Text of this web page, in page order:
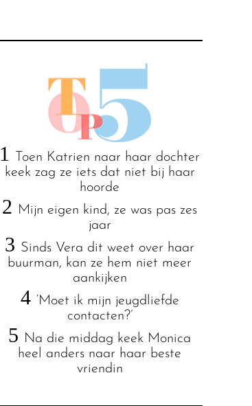
1
Toen Katrien naar haar dochter
keek zag ze iets dat niet bij haar
hoorde
2 Mijn eigen kind, ze was pas zes
jaar
3 Sinds Vera dit weet over haar
buurman, kan ze hem niet meer
aankijken
4 ‘Moet ik mijn jeugdliefde
contacten?’
5 Na die middag keek Monica
heel anders naar haar beste
vriendin